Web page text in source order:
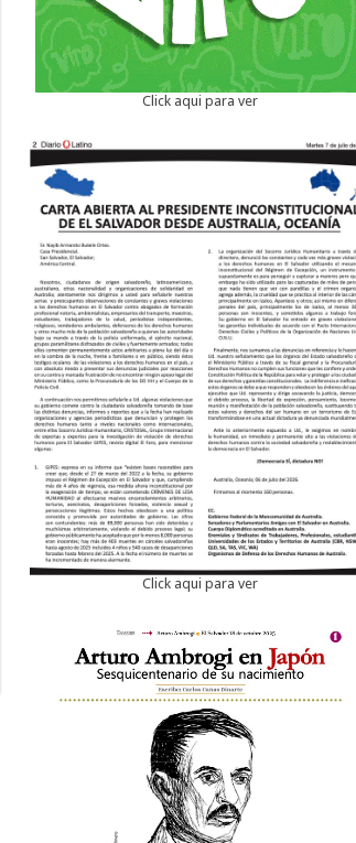
Click aqui para ver
Click aqui para ver